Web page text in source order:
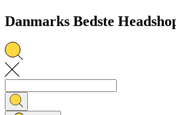
Danmarks Bedste